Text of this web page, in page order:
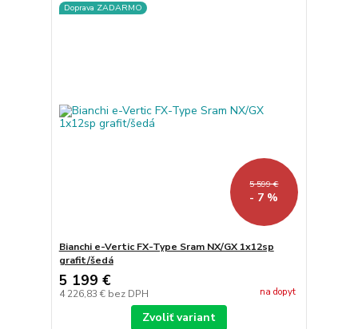
Doprava ZADARMO
5 599 €
- 7 %
Bianchi e-Vertic FX-Type Sram NX/GX 1x12sp
grafit/šedá
5 199 €
4 226,83 € bez DPH na dopyt
Zvoliť variant